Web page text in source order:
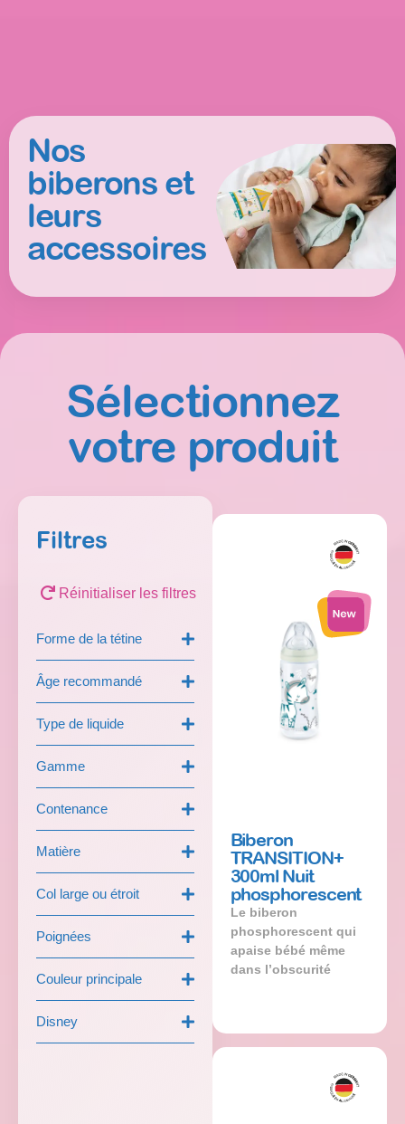
Nos
biberons et
leurs
accessoires
Sélectionnez
votre produit
Filtres
Réinitialiser les filtres
Forme de la tétine
Âge recommandé
Type de liquide
Gamme
Contenance
Matière
Col large ou étroit
Poignées
Couleur principale
Disney
Biberon
TRANSITION+
300ml Nuit
phosphorescent
Le biberon
phosphorescent qui
apaise bébé même
dans l’obscurité